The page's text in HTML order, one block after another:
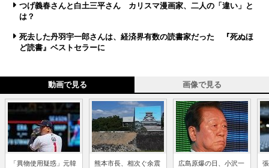
つげ義春さんと白土三平さん カリスマ漫画家、二人の「違い」と
は？
死去した丹羽宇一郎さんは、経済界有数の読書家だった 『死ぬほ
ど読書』ベストセラーに
動画で見る 画像で見る
「異物使用疑惑」元韓
熊本市長、相次ぐ余震
広島原爆の日、小沢一